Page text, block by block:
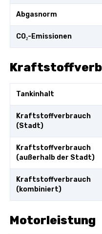
Abgasnorm
CO₂-Emissionen
Tankinhalt
Kraftstoffverbrauch
(Stadt)
Kraftstoffverbrauch
(außerhalb der Stadt)
Kraftstoffverbrauch
(kombiniert)
Motorleistung